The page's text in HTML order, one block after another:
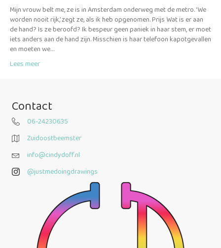
Mijn vrouw belt me, ze is in Amsterdam onderweg met de metro. ‘We
worden nooit rijk,’ zegt ze, als ik heb opgenomen. Prijs Wat is er aan
de hand? Is ze beroofd? Ik bespeur geen paniek in haar stem, er moet
iets anders aan de hand zijn. Misschien is haar telefoon kapotgevallen
en moeten we…
Lees meer
Contact
06-24230635
Zuidoostbeemster
info@cindydoff.nl
@justmedoingdrawings
@justmedoingdrawings